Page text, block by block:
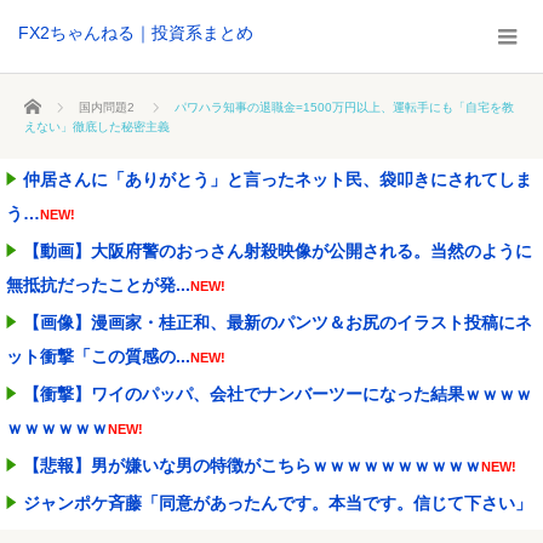
FX2ちゃんねる｜投資系まとめ
ホーム 国内問題2
パワハラ知事の退職金=1500万円以上、運転手にも「自宅を教
えない」徹底した秘密主義
仲居さんに「ありがとう」と言ったネット民、袋叩きにされてしま
う…NEW!
【動画】大阪府警のおっさん射殺映像が公開される。当然のように
無抵抗だったことが発...NEW!
【画像】漫画家・桂正和、最新のパンツ＆お尻のイラスト投稿にネ
ット衝撃「この質感の...NEW!
【衝撃】ワイのパッパ、会社でナンバーツーになった結果ｗｗｗｗ
ｗｗｗｗｗｗNEW!
【悲報】男が嫌いな男の特徴がこちらｗｗｗｗｗｗｗｗｗｗNEW!
ジャンポケ斉藤「同意があったんです。本当です。信じて下さい」